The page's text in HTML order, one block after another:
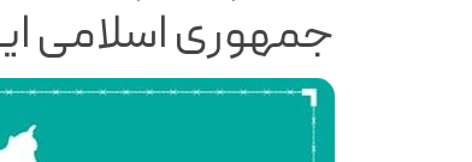
جمهوری اسلامی